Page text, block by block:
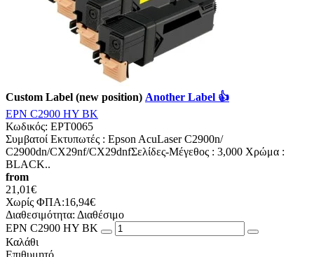
Custom Label (new position) Another Label 👍
EPN C2900 HY BK
Κωδικός: EPT0065
Συμβατοί Εκτυπωτές : Epson AcuLaser C2900n/
C2900dn/CX29nf/CX29dnfΣελίδες-Mέγεθος : 3,000 Χρώμα :
BLACK..
from
21,01€
Χωρίς ΦΠΑ:16,94€
Διαθεσιμότητα: Διαθέσιμο
EPN C2900 HY BK
Καλάθι